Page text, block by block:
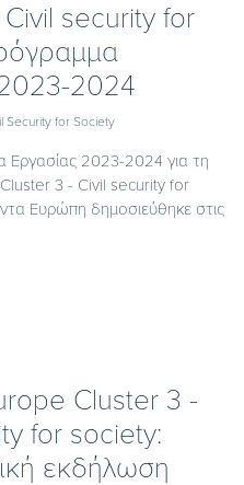
security for
2024
Security for Society
Εργασίας 2023-2024 για τη
Cluster 3 - Civil security for
Ευρώπη δημοσιεύθηκε στις
Cluster 3 -
for society:
εκδήλωση